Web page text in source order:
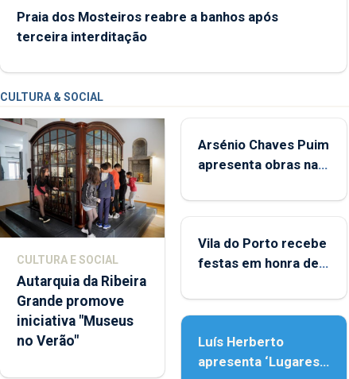
Praia dos Mosteiros reabre a banhos após
terceira interditação
CULTURA & SOCIAL
CULTURA E SOCIAL
Autarquia da Ribeira
Grande promove
iniciativa "Museus
no Verão"
Arsénio Chaves Puim
apresenta obras na
Porto
Vila do Porto recebe
festas em honra de
Assunção
Luís Herberto
apresenta ‘Lugares